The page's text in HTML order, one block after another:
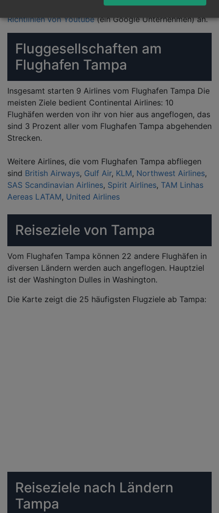
Button" spielst Du das Video ab und erkennst die
Richtlinien von Youtube(ein Google Unternehmen) an.
Fluggesellschaften am
Flughafen Tampa
Insgesamt starten 9 Airlines vom Flughafen Tampa Die
meisten Ziele bedient Continental Airlines: 10
Flughäfen werden von ihr von hier aus angeflogen, das
sind 3 Prozent aller vom Flughafen Tampa abgehenden
Strecken.
Weitere Airlines, die vom Flughafen Tampa abfliegen
sind British Airways, Gulf Air, KLM, Northwest Airlines,
SAS Scandinavian Airlines, Spirit Airlines, TAM Linhas
Aereas LATAM, United Airlines
Reiseziele von Tampa
Vom Flughafen Tampa können 22 andere Flughäfen in
diversen Ländern werden auch angeflogen. Hauptziel
ist der Washington Dulles in Washington.
Die Karte zeigt die 25 häufigsten Flugziele ab Tampa:
Reiseziele nach Ländern
Tampa